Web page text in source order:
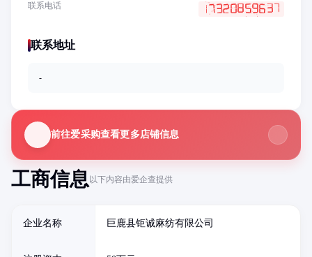
工商信息以下内容由爱企查提供
企业名称 巨鹿县钜诚麻纺有限公司
联系电话
联系地址
-
前往爱采购查看更多店铺信息